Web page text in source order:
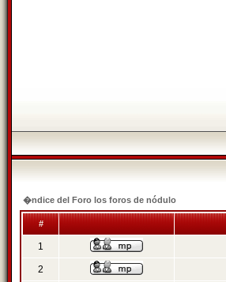
�ndice del Foro los foros de nódulo
#
1
2